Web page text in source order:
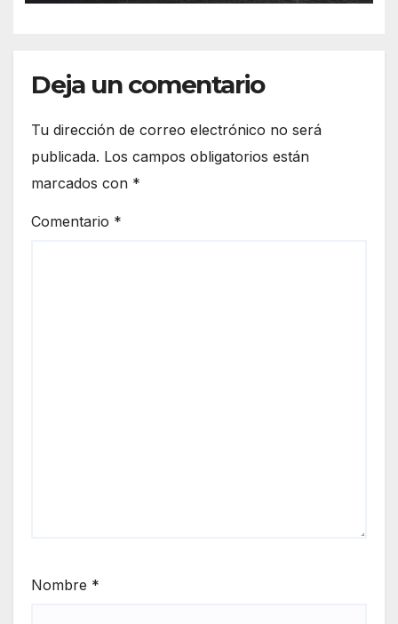
Deja un comentario
Tu dirección de correo electrónico no será
publicada. Los campos obligatorios están
marcados con *
Comentario *
Nombre *